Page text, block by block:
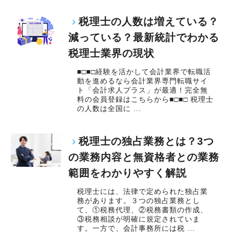
税理士の人数は増えている？
減っている？最新統計でわかる
税理士業界の現状
■□■□経験を活かして会計業界で転職活
動を進めるなら会計業界専門転職サイ
ト「会計求人プラス」が最適！完全無
料の会員登録はこちらから■□■□ 税理士
の人数は全国に ...
税理士の独占業務とは？3つ
の業務内容と無資格者との業務
範囲をわかりやすく解説
税理士には、法律で定められた独占業
務があります。３つの独占業務とし
て、①税務代理、②税務書類の作成、
③税務相談が明確に規定されていま
す。一方で、会計事務所には税 ...